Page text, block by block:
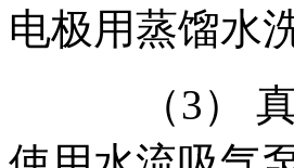
电极用蒸馏水
（3） 真空